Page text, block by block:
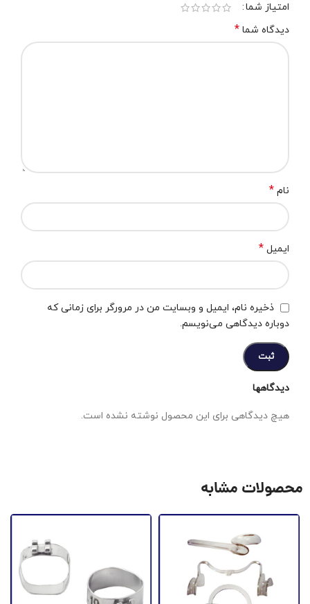
دیدگاهها
هیچ دیدگاهی برای این محصول نوشته نشده است.
امتیاز شما
دیدگاه شما *
نام *
ایمیل *
ذخیره نام، ایمیل و وبسایت من در مرورگر برای زمانی که
دوباره دیدگاهی می‌نویسم.
محصولات مشابه